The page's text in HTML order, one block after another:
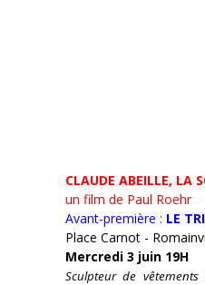
CLAUDE ABEILLE, LA
un film de Paul Roehr
Avant-première : LE
Place Carnot -
Mercredi 3 juin 19H
Sculpteur de vêtements